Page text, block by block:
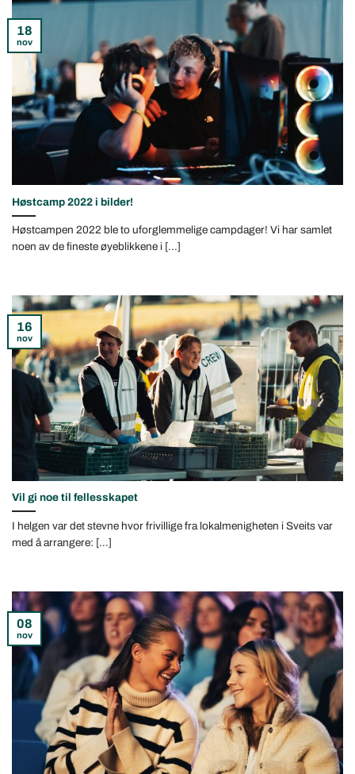
Høstcamp 2022 i bilder!
Høstcampen 2022 ble to uforglemmelige campdager! Vi har samlet
noen av de fineste øyeblikkene i [...]
18
nov
Vil gi noe til fellesskapet
I helgen var det stevne hvor frivillige fra lokalmenigheten i Sveits var
med å arrangere: [...]
16
nov
08
nov